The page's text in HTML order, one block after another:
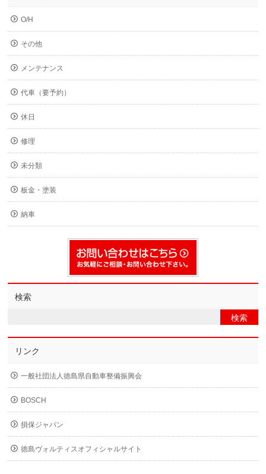
O/H
その他
メンテナンス
代車（要予約）
休日
修理
未分類
板金・塗装
納車
検索
リンク
一般社団法人徳島県自動車整備振興会
BOSCH
損保ジャパン
徳島ヴォルティスオフィシャルサイト